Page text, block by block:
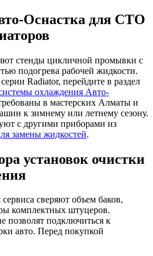
Оснастка для СТО
стенды цикличной промывки с
подогрева рабочей жидкости.
Radiator, перейдите в раздел
охлаждения Авто-
в мастерских Алматы и
к зимнему или летнему сезону.
с другими приборами из
замены жидкостей.
установок очистки
сверяют объем баков,
комплектных штуцеров.
позволят подключиться к
авто. Перед покупкой